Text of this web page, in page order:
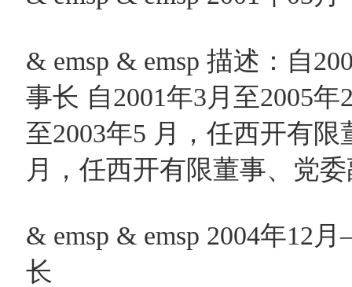
& emsp & emsp 描述：自
事长 自2001年3月至2005
至2003年5 月，任西开有限
月，任西开有限董事、党
& emsp & emsp 2004年12
长